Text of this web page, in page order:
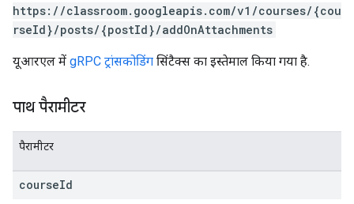
https://classroom.googleapis.com/v1/courses/{cou
rseId}/posts/{postId}/addOnAttachments
यूआरएल में gRPC ट्रांसकोडिंग सिंटैक्स का इस्तेमाल किया गया है.
पाथ पैरामीटर
पैरामीटर
courseId